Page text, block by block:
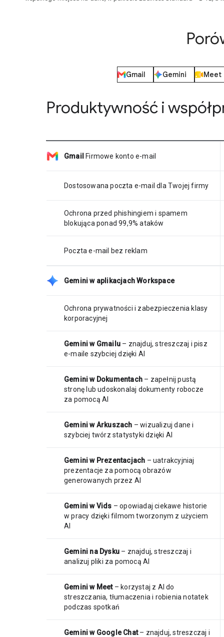
Gmail
Gemini Meet
Produktywność i
Gmail Firmowe konto e-mail
Dostosowana poczta e-mail dla Twojej firmy
Ochrona przed phishingiem i spamem
blokująca ponad 99,9% ataków
Poczta e-mail bez reklam
Gemini w aplikacjach Workspace
Ochrona prywatności i zabezpieczenia klasy
korporacyjnej
Gemini w Gmailu – znajduj, streszczaj i pisz
e-maile szybciej dzięki AI
Gemini w Dokumentach – zapełnij pustą
stronę lub udoskonalaj dokumenty robocze
za pomocą AI
Gemini w Arkuszach – wizualizuj dane i
szybciej twórz statystyki dzięki AI
Gemini w Prezentacjach – uatrakcyjniaj
prezentacje za pomocą obrazów
generowanych przez AI
Gemini w Vids – opowiadaj ciekawe historie
w pracy dzięki filmom tworzonym z użyciem
AI
Gemini na Dysku – znajduj, streszczaj i
analizuj pliki za pomocą AI
Gemini w Meet– korzystaj z AI do
streszczania, tłumaczenia i robienia notatek
podczas spotkań
Gemini w Google Chat– znajduj, streszczaj i